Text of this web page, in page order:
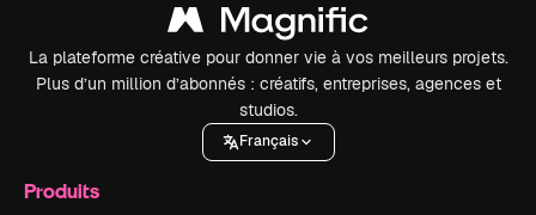
La plateforme créative pour donner vie à vos meilleurs projets.
Plus d’un million d’abonnés : créatifs, entreprises, agences et
studios.
Français
Produits